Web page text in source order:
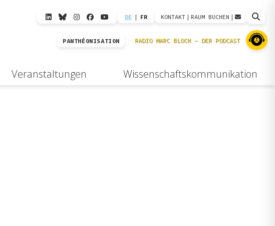
DE | FR KONTAKT | RAUM BUCHEN |
PANTHÉONISATION
Veranstaltungen Wissenschaftskommunikation